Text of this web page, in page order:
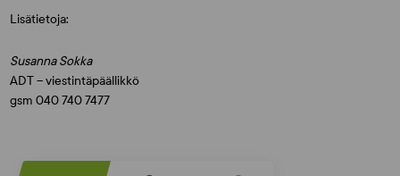
Lisätietoja:
Susanna Sokka
ADT – viestintäpäällikkö
gsm 040 740 7477